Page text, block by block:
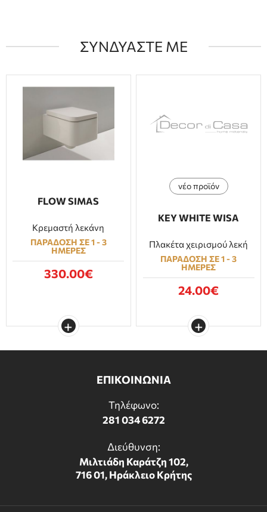
ΣΥΝΔΥΑΣΤΕ ΜΕ
FLOW SIMAS
Κρεμαστή λεκάνη
ΠΑΡΑΔΟΣΗ ΣΕ 1 - 3
ΗΜΕΡΕΣ
330.00€
νέο προϊόν
KEY WHITE WISA
Πλακέτα χειρισμού λεκή
ΠΑΡΑΔΟΣΗ ΣΕ 1 - 3
ΗΜΕΡΕΣ
24.00€
ΕΠΙΚΟΙΝΩΝΙΑ
Τηλέφωνο:
281 034 6272
Διεύθυνση:
Μιλτιάδη Καράτζη 102,
716 01, Ηράκλειο Κρήτης